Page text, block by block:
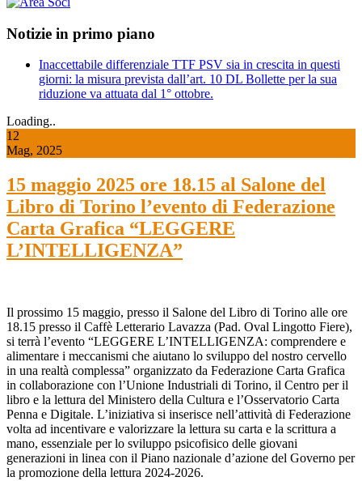
Notizie in primo piano
Inaccettabile differenziale TTF PSV sia in crescita in questi
giorni: la misura prevista dall’art. 10 DL Bollette per la sua
riduzione va attuata dal 1° ottobre.
Loading..
12
Mag, 2025
15 maggio 2025 ore 18.15 al Salone del
Libro di Torino l’evento di Federazione
Carta Grafica “LEGGERE
L’INTELLIGENZA”
Il prossimo 15 maggio, presso il Salone del Libro di Torino alle ore
18.15 presso il Caffè Letterario Lavazza (Pad. Oval Lingotto Fiere),
si terrà l’evento “LEGGERE L’INTELLIGENZA: comprendere e
alimentare i meccanismi che aiutano lo sviluppo del nostro cervello
in una realtà complessa” organizzato da Federazione Carta Grafica
in collaborazione con l’Unione Industriali di Torino, il Centro per il
libro e la lettura del Ministero della Cultura e l’Osservatorio Carta
Penna e Digitale. L’iniziativa si inserisce nell’attività di Federazione
volta ad incentivare e valorizzare la lettura su carta e la scrittura a
mano, essenziale per lo sviluppo psicofisico delle giovani
generazioni in linea con il Piano nazionale d’azione del Governo per
la promozione della lettura 2024-2026.